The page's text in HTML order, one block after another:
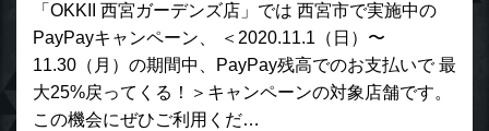
「OKKII 西宮ガーデンズ店」では 西宮市で実施中の
PayPayキャンペーン、 ＜2020.11.1（日）〜
11.30（月）の期間中、PayPay残高でのお支払いで 最
大25%戻ってくる！＞キャンペーンの対象店舗です。
この機会にぜひご利用くだ…